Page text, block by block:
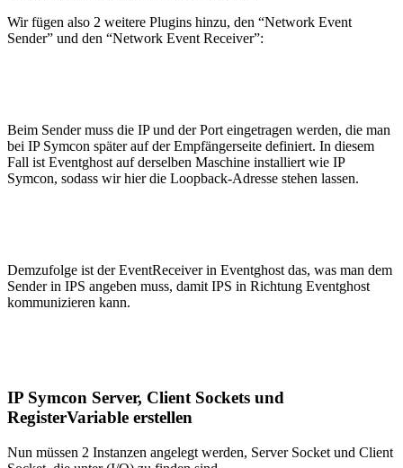
Wir fügen also 2 weitere Plugins hinzu, den “Network Event
Sender” und den “Network Event Receiver”:
Beim Sender muss die IP und der Port eingetragen werden, die man
bei IP Symcon später auf der Empfängerseite definiert. In diesem
Fall ist Eventghost auf derselben Maschine installiert wie IP
Symcon, sodass wir hier die Loopback-Adresse stehen lassen.
Demzufolge ist der EventReceiver in Eventghost das, was man dem
Sender in IPS angeben muss, damit IPS in Richtung Eventghost
kommunizieren kann.
IP Symcon Server, Client Sockets und
RegisterVariable erstellen
Nun müssen 2 Instanzen angelegt werden, Server Socket und Client